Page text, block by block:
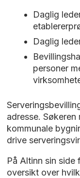
Daglig
Daglig
personer
adresse.
kommunale
drive
På Altinn sin side
oversikt over